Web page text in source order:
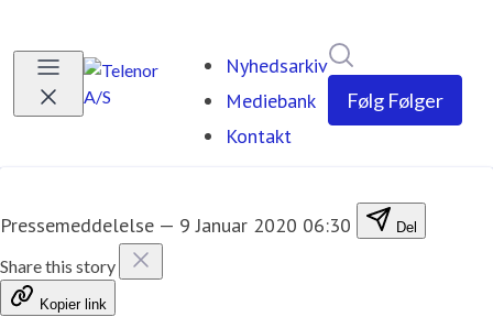
Nyhedsarkiv
Mediebank
Kontakt
Følg Følger
Pressemeddelelse — 9 Januar 2020 06:30 Del
Share this story
Kopier link